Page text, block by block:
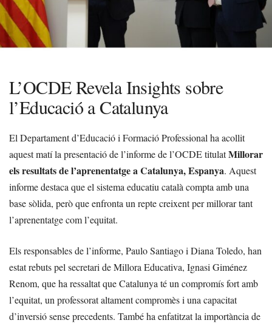
L’OCDE Revela Insights sobre
l’Educació a Catalunya
El Departament d’Educació i Formació Professional ha acollit
aquest matí la presentació de l’informe de l’OCDE titulatMillorar
els resultats de l’aprenentatge a Catalunya, Espanya. Aquest
informe destaca que el sistema educatiu català compta amb una
base sòlida, però que enfronta un repte creixent per millorar tant
l’aprenentatge com l’equitat.
Els responsables de l’informe, Paulo Santiago i Diana Toledo, han
estat rebuts pel secretari de Millora Educativa, Ignasi Giménez
Renom, que ha ressaltat que Catalunya té un compromís fort amb
l’equitat, un professorat altament compromès i una capacitat
d’inversió sense precedents. També ha enfatitzat la importància de